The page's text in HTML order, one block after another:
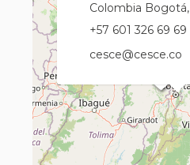
Colombia Bogotá,
+57 601 326 69 69
cesce@cesce.co